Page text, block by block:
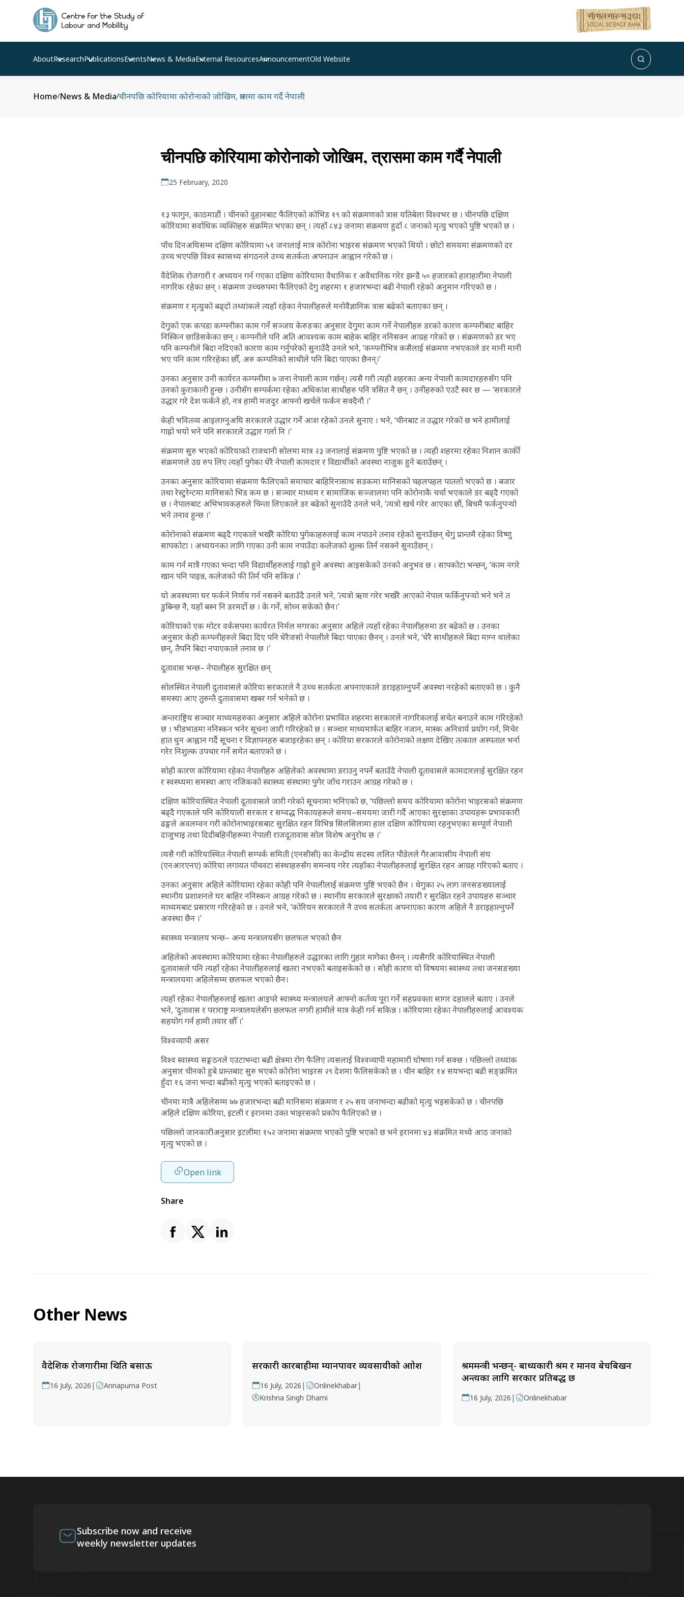
AboutResearchPublicationsEventsNews & MediaExternal ResourcesAnnouncementOld Website
Home/News & Media/चीनपछि कोरियामा कोरोनाको जोखिम, त्रासमा काम गर्दै नेपाली
चीनपछि कोरियामा कोरोनाको जोखिम, त्रासमा काम गर्दै नेपाली
25 February, 2020
१३ फागुन, काठमाडौं । चीनको वुहानबाट फैलिएको कोभिड १९ को संक्रमणको त्रास यतिबेला विश्वभर छ । चीनपछि दक्षिण
कोरियामा सर्वाधिक व्यक्तिहरु संक्रमित भएका छन् । त्यहाँ ८४३ जनामा संक्रमण हुदाँ ८ जनाको मृत्यु भएको पुष्टि भएको छ ।
पाँच दिनअघिसम्म दक्षिण कोरियामा ५१ जनालाई मात्र कोरोना भाइरस संक्रमण भएको थियो । छोटो समयमा संक्रमणको दर
उच्च भएपछि विश्व स्वासथ्य संगठनले उच्च सतर्कता अपनाउन आह्वान गरेको छ ।
वैदेशिक रोजगारी र अध्ययन गर्न गएका दक्षिण कोरियामा वैधानिक र अवैधानिक गरेर झन्डै ५० हजारको हाराहारीमा नेपाली
नागरिक रहेका छन् । संक्रमण उच्चरुपमा फैलिएको देगु शहरमा १ हजारभन्दा बढी नेपाली रहेको अनुमान गरिएको छ ।
संक्रमण र मृत्युको बढ्दो तथ्यांकले त्यहाँ रहेका नेपालीहरुले मनोवैज्ञानिक त्रास बढेको बताएका छन् ।
देगुको एक कपडा कम्पनीका काम गर्ने सञ्जय केरुङका अनुसार देगुमा काम गर्ने नेपालीहरु डरको कारण कम्पनीबाट बाहिर
निस्किन छाडिसकेका छन् । कम्पनीले पनि अति आवश्यक काम बाहेक बाहिर ननिसक्न आग्रह गरेको छ । संक्रमणको डर भए
पनि कम्पनीले बिदा नदिएको कारण काम गर्नुपरेको सुनाउँदै उनले भने, ‘कम्पनीभित्र कसैलाई संक्रमण नभएकाले डर मानी मानी
भए पनि काम गरिरहेका छौँ, अरु कम्पनिको साथीले पनि बिदा पाएका छैनन्।’
उनका अनुसार उनी कार्यरत कम्पनीमा ७ जना नेपाली काम गर्छन्। त्यसै गरी त्यही शहरका अन्य नेपाली कामदारहरुसँग पनि
उनको कुराकानी हुन्छ । उनीसँग सम्पर्कमा रहेका अधिकांश साथीहरु पनि त्रसित नै छन् । उनीहरुको एउटै स्वर छ — ‘सरकारले
उद्धार गरे देश फर्कने हो, नत्र हामी मजदुर आफ्नो खर्चले फर्कन सक्दैनाै‌ं ।’
केही भवितव्य आइलाग्नुअघि सरकारले उद्धार गर्ने आश रहेको उनले सुनाए । भने, ‘चीनबाट त उद्धार गरेको छ भने हामीलाई
गाह्रो भयो भने पनि सरकारले उद्धार गर्ला नि ।’
संक्रमण सुरु भएको कोरियाको राजधानी सोलमा मात्र २३ जनालाई संक्रमण पुष्टि भएको छ । त्यही शहरमा रहेका निशान कार्की
संक्रमणले उग्र रुप लिए त्यहाँ पुगेका धेरै नेपाली कामदार र विद्यार्थीको अवस्था नाजुक हुने बताउँछन् ।
उनका अनुसार कोरियामा संक्रमण फैलिएको समाचार बाहिरिनासाथ सडकमा मानिसको चहलपहल पातलो भएको छ । बजार
तथा रेस्टुरेन्टमा मानिसको भिड कम छ । सञ्चार माध्यम र सामाजिक सञ्जालमा पनि कोरोनाकै चर्चा भएकाले डर बढ्दै गएको
छ । नेपालबाट अभिभावकहरुले चिन्ता लिएकाले डर बढेको सुनाउँदै उनले भने, ‘त्यत्रो खर्च गरेर आएका छौं, बिचमै फर्कनुपर्‍यो
भने तनाव हुन्छ ।’
कोरोनाको संक्रमण बढ्दै गएकाले भर्खरै कोरिया पुगेकाहरुलाई काम नपाउने तनाव रहेको सुनाउँछन् थेंगु प्रान्तमै रहेका विष्णु
सापकोटा । अध्ययनका लागि गएका उनी काम नपाउँदा कलेजको शुल्क तिर्न नसक्ने सुनाउँछन् ।
काम गर्न मात्रै गएका भन्दा पनि विद्यार्थीहरुलाई गाह्रो हुने अवस्था आइसकेको उनको अनुभव छ । सापकोटा भन्छन्, ‘काम नगरे
खान पनि पाइन्न, कलेजको फी तिर्न पनि सकिन्न ।’
यो अवस्थामा घर फर्कने निर्णय गर्न नसक्ने बताउँदै उनले भने, ‘त्यत्रो ऋण गरेर भर्खरै आएको नेपाल फर्किनुपर्‍यो भने भने त
डुबिन्छ नै, यहाँ बस्न नि डरमर्दो छ । के गर्ने, सोच्न सकेको छैन।’
कोरियाको एक मोटर वर्कसपमा कार्यरत निर्मल मगरका अनुसार अहिले त्यहाँ रहेका नेपालीहरुमा डर बढेको छ । उनका
अनुसार केही कम्पनीहरुले बिदा दिए पनि धेरैजसो नेपालीले बिदा पाएका छैनन् । उनले भने, ‘धेरै साथीहरुले बिदा माग्न थालेका
छन्, तैपनि बिदा नपाएकाले तनाव छ ।’
दूतावास भन्छ– नेपालीहरु सुरक्षित छन्
सोलस्थित नेपाली दुतावासले कोरिया सरकारले नै उच्च सतर्कता अपनाएकाले डराइहाल्नुपर्ने अवस्था नरहेको बताएको छ । कुनै
समस्या आए तुरुन्तै दुतावासमा खबर गर्न भनेको छ ।
अन्तराष्ट्रिय सञ्चार माध्यमहरुका अनुसार अहिले कोरोना प्रभावित शहरमा सरकारले नागरिकलाई सचेत बनाउने काम गरिरहेको
छ । भीडभाडमा ननिस्कन भनेर सूचना जारी गरिरहेको छ । सञ्चार माध्यमार्फत बाहिर नजान, मास्क अनिवार्य प्रयोग गर्न, मिचेर
हात धुन आह्वान गर्दै सूचना र विज्ञापनहरु बजाइरहेका छन् । कोरिया सरकारले कोरोनाको लक्षण देखिए तत्काल अस्पताल भर्ना
गरेर निशुल्क उपचार गर्ने समेत बताएको छ ।
सोही कारण कोरियामा रहेका नेपालीहरु अहिलेको अवस्थामा डराउनु नपर्ने बताउँदै नेपाली दूतावासले कामदारलाई सुरक्षित रहन
र स्वस्थ्यमा समस्या आए नजिकको स्वास्थ्य संस्थामा पुगेर जाँच गराउन आग्रह गरेको छ ।
दक्षिण कोरियास्थित नेपाली दूतावासले जारी गरेको सूचनामा भनिएको छ, ‘पछिल्लो समय कोरियामा कोरोना भाइरसको संक्रमण
बढ्दै गएकाले पनि कोरियाली सरकार र सम्वद्ध निकायहरूले समय–समयमा जारी गर्दै आएका सुरक्षाका उपायहरू प्रभावकारी
ढङ्गले अवलम्वन गरी कोरोनाभाइरसबाट सुरक्षित रहन विभिन्न सिलसिलामा हाल दक्षिण कोरियामा रहनुभएका सम्पूर्ण नेपाली
दाजुभाइ तथा दिदीबहिनीहरूमा नेपाली राजदूतावास सोल विशेष अनुरोध छ ।’
त्यसै गरी कोरियास्थित नेपाली सम्पर्क समिती (एनसीसी) का केन्द्रीय सदस्य ललित पौडेलले गैरआवासीय नेपाली संघ
(एनआरएनए) कोरिया लगायत पाँचवटा संस्थाहरुसँग समन्वय गरेर त्यहाँका नेपालीहरुलाई सुरक्षित रहन आग्रह गरिएको बताए ।
उनका अनुसार अहिले कोरियामा रहेका कोही पनि नेपालीलाई संक्रमण पुष्टि भएको छैन । थेगुका २५ लाग जनसङख्यालाई
स्थानीय प्रशाशनले घर बाहिर ननिस्कन आग्रह गरेको छ । स्थानीय सरकारले सुरक्षाको तयारी र सुरक्षित रहने उपायहरु सञ्चार
माध्यमबाट प्रसारण गरिरहेको छ । उनले भने, ‘कोरियन सरकारले नै उच्च सतर्कता अपनाएका कारण अहिले नै डराइहाल्नुपर्ने
अवस्था छैन ।’
स्वास्थ्य मन्त्रालय भन्छ– अन्य मन्त्रालयसँग छलफल भएको छैन
अहिलेको अवस्थामा कोरियामा रहेका नेपालीहरुले उद्धारका लागि गुहार मागेका छैनन् । त्यसैगरि कोरियास्थित नेपाली
दुतावासले पनि त्यहाँ रहेका नेपालीहरुलाई खतरा नभएको बताइसकेको छ । सोही कारण यो विषयमा स्वास्थ्य तथा जनसङख्या
मन्त्रालयमा अहिलेसम्म छलफल भएको छैन।
त्यहाँ रहेका नेपालीहरुलाई खतरा आइपरे स्वास्थ्य मन्त्रालयले आफ्नो कर्तव्य पूरा गर्ने सहप्रवक्ता सागर दहालले बताए । उनले
भने, ‘दुतावास र पराराष्ट्र मन्त्रालयलेसँग छलफल नगरी हामीले मात्र केही गर्न सकिन्न । कोरियामा रहेका नेपालीहरुलाई आवश्यक
सहयोग गर्न हामी तयार छौँ ।’
विश्वव्यापी असर
विश्व स्वास्थ्य सङ्गठनले एउटाभन्दा बढी क्षेत्रमा रोग फैलिए त्यसलाई विश्वव्यापी महामारी घोषणा गर्न सक्छ । पछिल्लो तथ्यांक
अनुसार चीनको हुबे प्रान्तबाट सुरु भएको कोरोना भाइरस २९ देशमा फैलिसकेको छ । चीन बाहिर १४ सयभन्दा बढी सङ्क्रमित
हुँदा १६ जना भन्दा बढीको मृत्यु भएको बताइएको छ ।
चीनमा मात्रै अहिलेसम्म ७७ हजारभन्दा बढी मानिसमा संक्रमण र २५ सय जनाभन्दा बढीको मृत्यु भइसकेको छ । चीनपछि
अहिले दक्षिण कोरिया, इटली र इरानमा उक्त भाइरसको प्रकोप फैलिएको छ ।
पछिल्लो जानकारीअनुसार इटलीमा १५२ जनामा संक्रमण भएको पुष्टि भएको छ भने इरानमा ४३ संक्रमित मध्ये आठ जनाको
मृत्यु भएको छ ।
Open link
Share
Other News
वैदेशिक रोजगारीमा थिति बसाऊ
16 July, 2026 | Annapurna Post
सरकारी कारबाहीमा म्यानपावर व्यवसायीको आक्रोश
16 July, 2026 | Onlinekhabar|
Krishna Singh Dhami
श्रममन्त्री भन्छन्- बाध्यकारी श्रम र मानव बेचबिखन
अन्त्यका लागि सरकार प्रतिबद्ध छ
16 July, 2026 | Onlinekhabar
Subscribe now and receive
weekly newsletter updates